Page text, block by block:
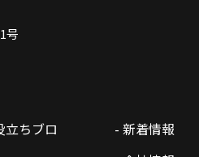
号
立ちブロ
- 新着情報